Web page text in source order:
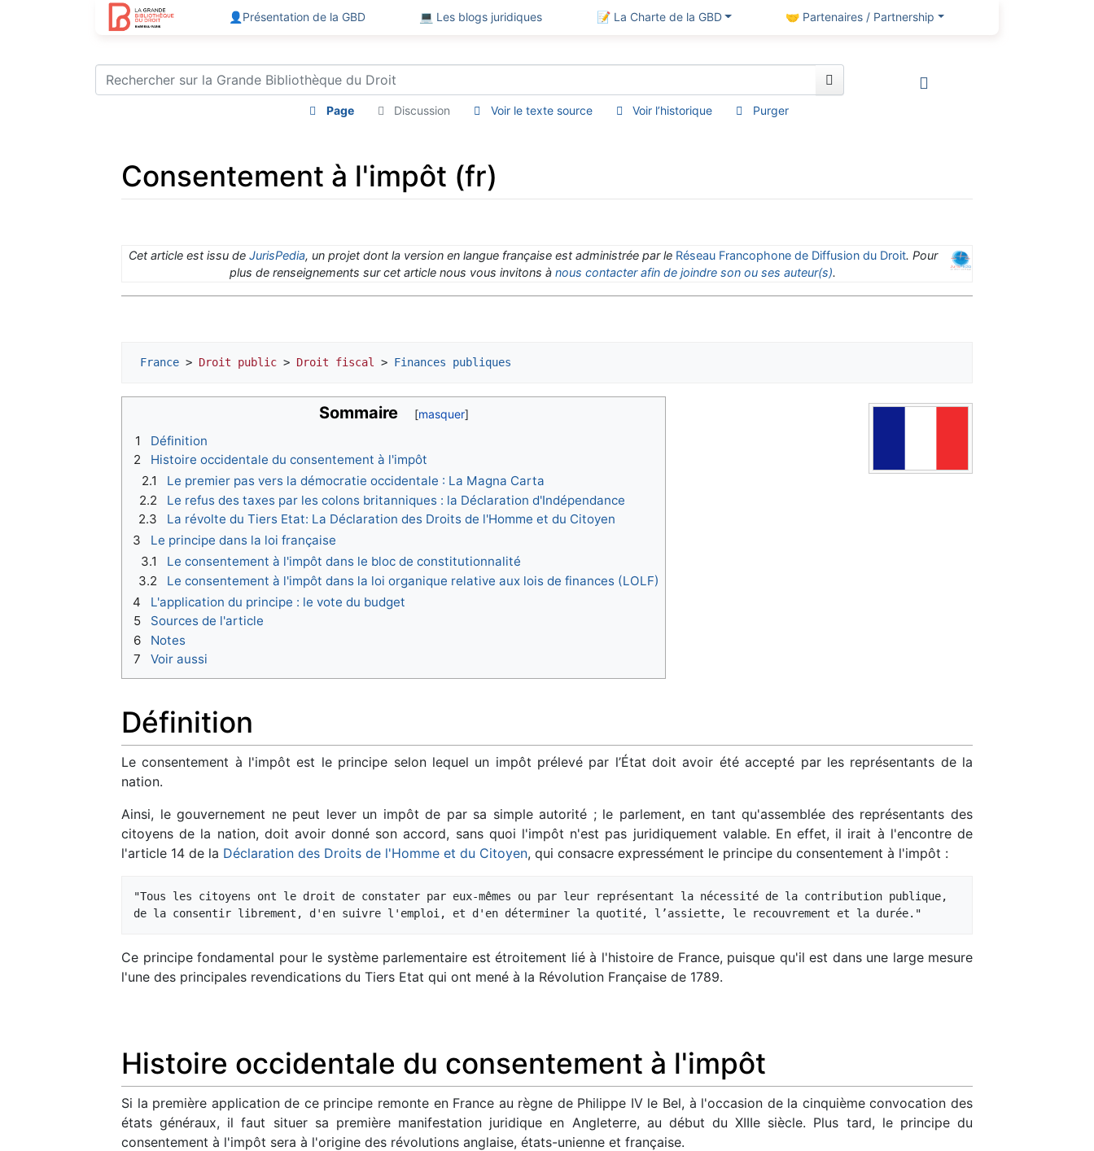
👤Présentation de la GBD 💻 Les blogs juridiques 📝 La Charte de la GBD 🤝 Partenaires / Partnership
Page Discussion Voir le texte source Voir l’historique Purger
Consentement à l'impôt (fr)
Cet article est issu de JurisPedia, un projet dont la version en langue française est administrée par le Réseau Francophone de Diffusion du Droit. Pour
plus de renseignements sur cet article nous vous invitons à nous contacter afin de joindre son ou ses auteur(s).
France > Droit public > Droit fiscal > Finances publiques
Sommaire
1
Définition
2
Histoire occidentale du consentement à l'impôt
2.1
Le premier pas vers la démocratie occidentale : La Magna Carta
2.2
Le refus des taxes par les colons britanniques : la Déclaration d'Indépendance
2.3
La révolte du Tiers Etat: La Déclaration des Droits de l'Homme et du Citoyen
3
Le principe dans la loi française
3.1
Le consentement à l'impôt dans le bloc de constitutionnalité
3.2
Le consentement à l'impôt dans la loi organique relative aux lois de finances (LOLF)
4
L'application du principe : le vote du budget
5
Sources de l'article
6
Notes
7
Voir aussi
Définition
Le consentement à l'impôt est le principe selon lequel un impôt prélevé par l’État doit avoir été accepté par les représentants de la
nation.
Ainsi, le gouvernement ne peut lever un impôt de par sa simple autorité ; le parlement, en tant qu'assemblée des représentants des
citoyens de la nation, doit avoir donné son accord, sans quoi l'impôt n'est pas juridiquement valable. En effet, il irait à l'encontre de
l'article 14 de la Déclaration des Droits de l'Homme et du Citoyen, qui consacre expressément le principe du consentement à l'impôt :
"Tous les citoyens ont le droit de constater par eux-mêmes ou par leur représentant la nécessité de la contribution publique,
Ce principe fondamental pour le système parlementaire est étroitement lié à l'histoire de France, puisque qu'il est dans une large mesure
l'une des principales revendications du Tiers Etat qui ont mené à la Révolution Française de 1789.
Histoire occidentale du consentement à l'impôt
Si la première application de ce principe remonte en France au règne de Philippe IV le Bel, à l'occasion de la cinquième convocation des
états généraux, il faut situer sa première manifestation juridique en Angleterre, au début du XIIIe siècle. Plus tard, le principe du
consentement à l'impôt sera à l'origine des révolutions anglaise, états-unienne et française.